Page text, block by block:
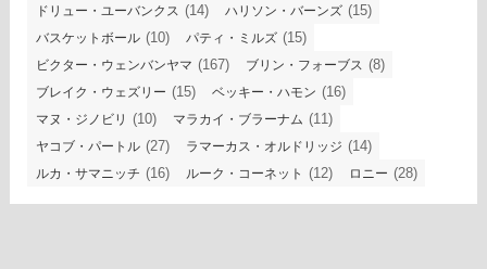
ドリュー・ユーバンクス (14) ハリソン・バーンズ (15)
バスケットボール (10) パティ・ミルズ (15)
ビクター・ウェンバンヤマ (167) ブリン・フォーブス (8)
ブレイク・ウェズリー (15) ベッキー・ハモン (16)
マヌ・ジノビリ (10) マラカイ・ブラーナム (11)
ヤコブ・パートル (27) ラマーカス・オルドリッジ (14)
ルカ・サマニッチ (16) ルーク・コーネット (12) ロニー (28)